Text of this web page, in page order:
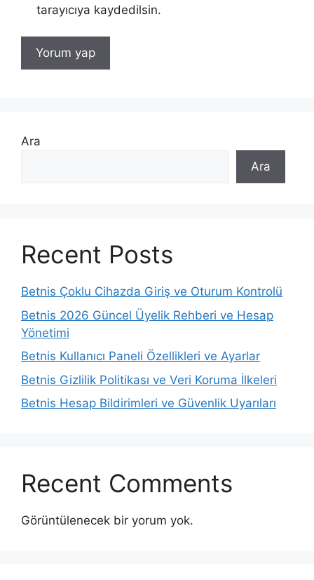
tarayıcıya kaydedilsin.
Ara
Ara
Recent Posts
Betnis Çoklu Cihazda Giriş ve Oturum Kontrolü
Betnis 2026 Güncel Üyelik Rehberi ve Hesap
Yönetimi
Betnis Kullanıcı Paneli Özellikleri ve Ayarlar
Betnis Gizlilik Politikası ve Veri Koruma İlkeleri
Betnis Hesap Bildirimleri ve Güvenlik Uyarıları
Recent Comments
Görüntülenecek bir yorum yok.